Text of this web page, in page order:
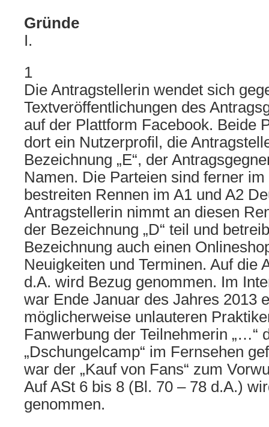
Gründe
I.
1
Die Antragstellerin wendet sich
Textveröffentlichungen des
auf der Plattform Facebook. Beide
dort ein Nutzerprofil, die
Bezeichnung „E“, der
Namen. Die Parteien sind ferner
bestreiten Rennen im A1 und A2
Antragstellerin nimmt an diesen
der Bezeichnung „D“ teil und
Bezeichnung auch einen
Neuigkeiten und Terminen. Auf die
d.A. wird Bezug genommen. Im
war Ende Januar des Jahres 2013
möglicherweise unlauteren
Fanwerbung der Teilnehmerin „…“
„Dschungelcamp“ im Fernsehen
war der „Kauf von Fans“ zum
Auf ASt 6 bis 8 (Bl. 70 – 78 d.A.)
genommen.